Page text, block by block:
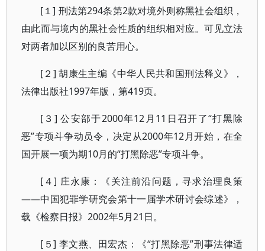
[１] 刑法第294条第2款对境外则称黑社会组织，
由此而与境内的黑社会性质的组织相对应。可见立法
对两者加以区别的良苦用心。
[２] 胡康生主编《中华人民共和国刑法释义》，
法律出版社1997年版，第419页。
[３] 公安部于2000年12月11日召开了“打黑除
恶”专项斗争动员令，决定从2000年12月开始，在全
国开展一项为期10月的“打黑除恶”专项斗争。
[４] 庄永康：《关注前沿问题，寻求治理良策
——中国犯罪学研究会第十一届学术研讨会综述》，
载《检察日报》2002年5月21日。
[５] 李文燕、田宏杰：《“打黑除恶”刑事法律适